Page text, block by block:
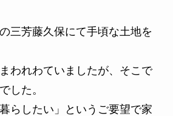
三芳藤久保にて手頃な土地を
われわていましたが、そこで
した。
らしたい」というご要望で家